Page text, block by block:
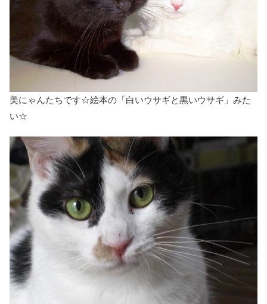
美にゃんたちです☆絵本の「白いウサギと黒いウサギ」みた
い☆